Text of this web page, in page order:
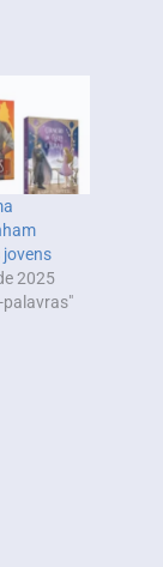
jovens
2025
palavras"